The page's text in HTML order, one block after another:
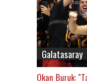
Galatasaray
Okan Buruk: